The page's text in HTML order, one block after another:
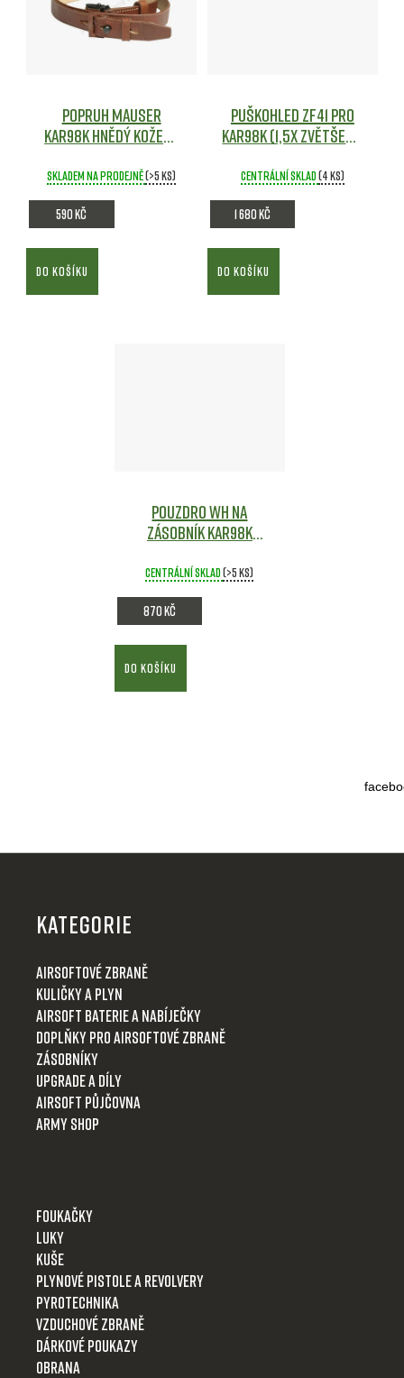
Popruh Mauser
Kar98K HNĚDÝ kožený
Airsoft
Skladem na prodejně(>5 ks)
590 Kč
DO KOŠÍKU
Puškohled Zf41 pro
Kar98k (1,5x zvětšení)
Centrální sklad(4 ks)
1 680 Kč
DO KOŠÍKU
Pouzdro WH na
zásobník Kar98K
Centrální sklad(>5 ks)
870 Kč
DO KOŠÍKU
KATEGORIE
Airsoftové zbraně
Kuličky a plyn
Airsoft baterie a nabíječky
Doplňky pro airsoftové zbraně
Zásobníky
Upgrade a díly
Airsoft půjčovna
Army shop
Foukačky
Luky
Kuše
Plynové pistole a revolvery
Pyrotechnika
Vzduchové zbraně
Dárkové poukazy
Obrana